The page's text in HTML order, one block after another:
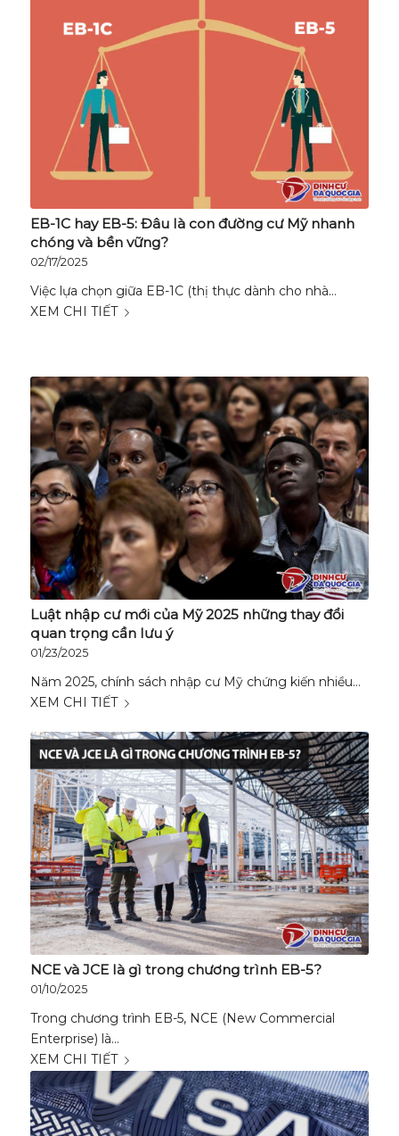
EB-1C hay EB-5: Đâu là con đường cư Mỹ nhanh
chóng và bền vững?
02/17/2025
Việc lựa chọn giữa EB-1C (thị thực dành cho nhà…
XEM CHI TIẾT
Luật nhập cư mới của Mỹ 2025 những thay đổi
quan trọng cần lưu ý
01/23/2025
Năm 2025, chính sách nhập cư Mỹ chứng kiến nhiều…
XEM CHI TIẾT
NCE và JCE là gì trong chương trình EB-5?
01/10/2025
Trong chương trình EB-5, NCE (New Commercial
Enterprise) là…
XEM CHI TIẾT